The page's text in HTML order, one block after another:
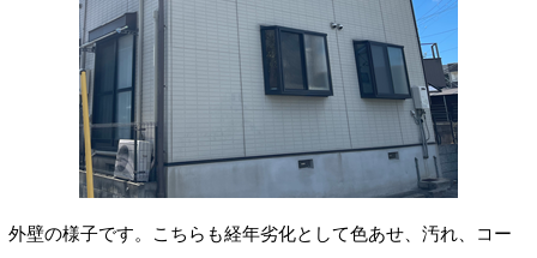
外壁の様子です。こちらも経年劣化として色あせ、汚れ、コー